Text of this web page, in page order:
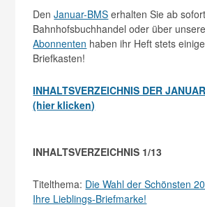
DenJanuar-BMS erhalten Sie ab
Bahnhofsbuchhandel oder über
Abonnenten haben ihr Heft stets
Briefkasten!
INHALTSVERZEICHNIS DER
(hier klicken)
INHALTSVERZEICHNIS 1/13
Titelthema: Die Wahl der Schönsten
Ihre Lieblings-Briefmarke!